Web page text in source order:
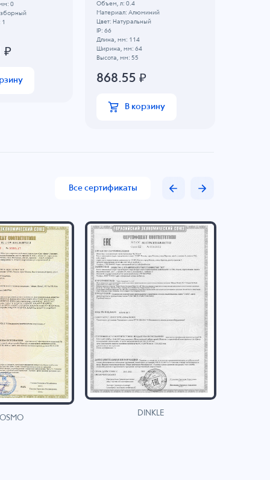
0
₽
Объем, л: 0.4
Материал: Алюминий
Цвет: Натуральный
IP: 66
Длина, мм: 114
Ширина, мм: 64
Высота, мм: 55
868.55 ₽
В корзину
Все сертификаты
DINKLE